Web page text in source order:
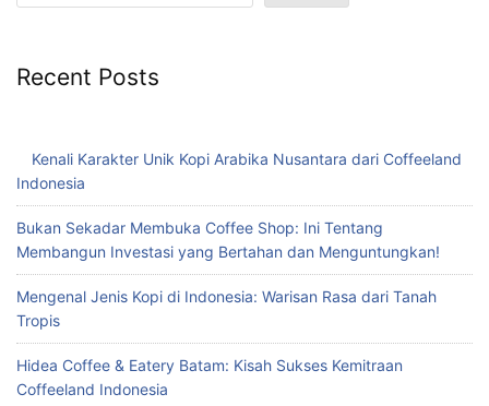
Recent Posts
Kenali Karakter Unik Kopi Arabika Nusantara dari Coffeeland
Indonesia
Bukan Sekadar Membuka Coffee Shop: Ini Tentang
Membangun Investasi yang Bertahan dan Menguntungkan!
Mengenal Jenis Kopi di Indonesia: Warisan Rasa dari Tanah
Tropis
Hidea Coffee & Eatery Batam: Kisah Sukses Kemitraan
Coffeeland Indonesia